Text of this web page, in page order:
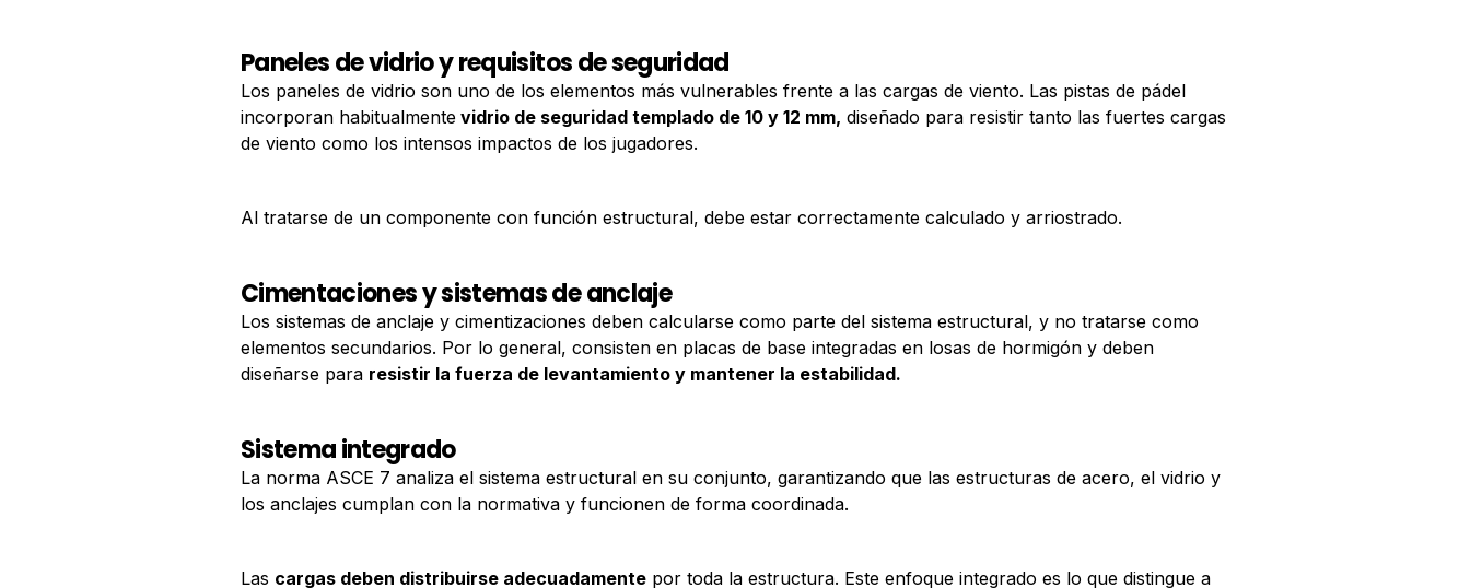
Paneles de vidrio y requisitos de seguridad
Los paneles de vidrio son uno de los elementos más vulnerables frente a las cargas de viento. Las pistas de pádel
incorporan habitualmente vidrio de seguridad templado de 10 y 12 mm, diseñado para resistir tanto las fuertes cargas
de viento como los intensos impactos de los jugadores.
Al tratarse de un componente con función estructural, debe estar correctamente calculado y arriostrado.
Cimentaciones y sistemas de anclaje
Los sistemas de anclaje y cimentizaciones deben calcularse como parte del sistema estructural, y no tratarse como
elementos secundarios. Por lo general, consisten en placas de base integradas en losas de hormigón y deben
diseñarse para resistir la fuerza de levantamiento y mantener la estabilidad.
Sistema integrado
La norma ASCE 7 analiza el sistema estructural en su conjunto, garantizando que las estructuras de acero, el vidrio y
los anclajes cumplan con la normativa y funcionen de forma coordinada.
Las cargas deben distribuirse adecuadamente por toda la estructura. Este enfoque integrado es lo que distingue a